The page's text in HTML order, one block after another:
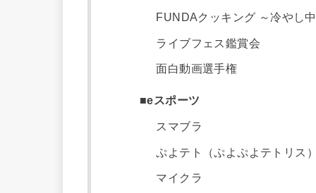
FUNDAクッキング ～冷やし
ライブフェス鑑賞会
面白動画選手権
■eスポーツ
スマブラ
ぷよテト（ぷよぷよテトリス）
マイクラ